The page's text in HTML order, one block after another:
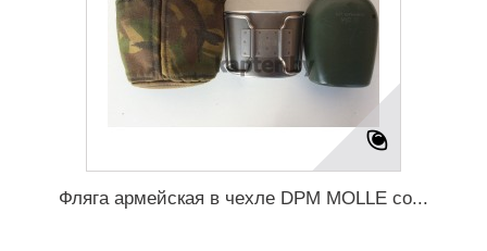
Фляга армейская в чехле DPM MOLLE со...